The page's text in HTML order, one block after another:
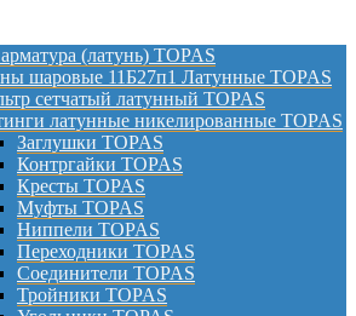
(латунь) TOPAS
шаровые 11Б27п1 Латунные TOPAS
сетчатый латунный TOPAS
латунные никелированные TOPAS
Заглушки TOPAS
Контргайки TOPAS
Кресты TOPAS
Муфты TOPAS
Ниппели TOPAS
Переходники TOPAS
Соединители TOPAS
Тройники TOPAS